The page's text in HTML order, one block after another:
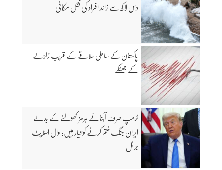
دس لاکھ سے زائد افراد کی نقل مکانی
پاکستان کے ساحلی علاقے کے قریب زلزلے
کے جھٹکے
ٹرمپ صرف آبنائے ہرمز کھولنے کے بدلے
ایران جنگ ختم کرنے کو تیار ہیں: وال اسٹریٹ
جرنل